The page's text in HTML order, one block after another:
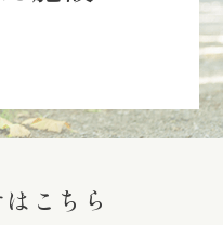
こちら